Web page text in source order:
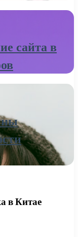
сайта в
в Китае